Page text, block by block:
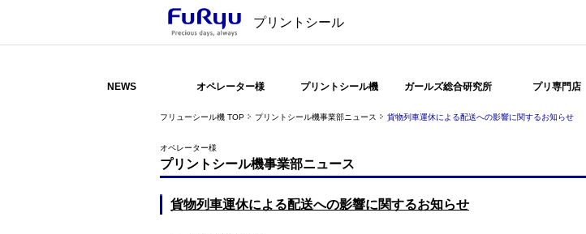
プリントシール
NEWS オペレーター様 プリントシール機 ガールズ総合研究所 プリ専門店
フリューシール機 TOP プリントシール機事業部ニュース 貨物列車運休による配送への影響に関するお知らせ
オペレーター様
プリントシール機事業部ニュース
貨物列車運休による配送への影響に関するお知らせ